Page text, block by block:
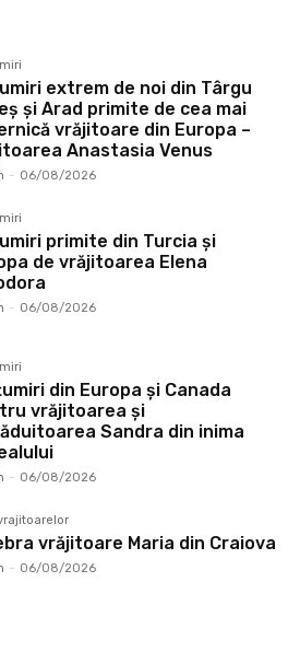
extrem de noi din Târgu
și Arad primite de cea mai
vrăjitoare din Europa –
Anastasia Venus
- 06/08/2026
primite din Turcia și
de vrăjitoarea Elena
- 06/08/2026
din Europa și Canada
vrăjitoarea și
Sandra din inima
- 06/08/2026
vrăjitoare Maria din Craiova
- 06/08/2026